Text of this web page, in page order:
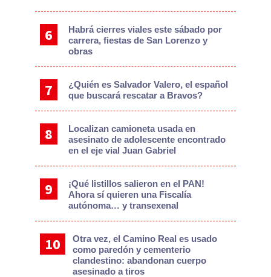
Habrá cierres viales este sábado por
carrera, fiestas de San Lorenzo y
obras
¿Quién es Salvador Valero, el español
que buscará rescatar a Bravos?
Localizan camioneta usada en
asesinato de adolescente encontrado
en el eje vial Juan Gabriel
¡Qué listillos salieron en el PAN!
Ahora sí quieren una Fiscalía
autónoma… y transexenal
Otra vez, el Camino Real es usado
como paredón y cementerio
clandestino: abandonan cuerpo
asesinado a tiros